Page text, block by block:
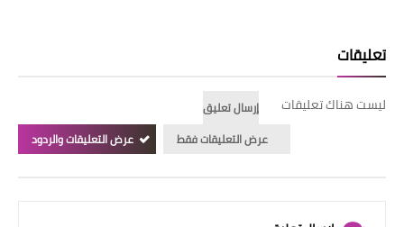
تعليقات
ليست هناك تعليقات
إرسال تعليق
عرض التعليقات فقط
عرض التعليقات والردود